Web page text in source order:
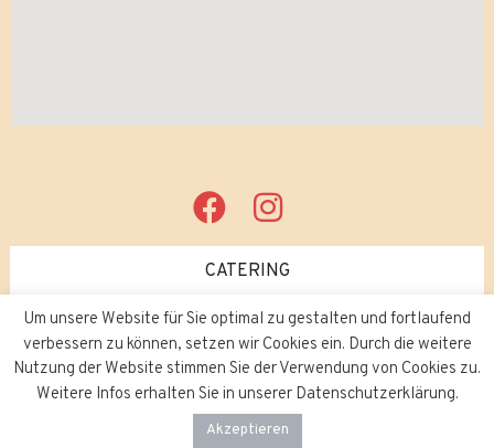
CATERING
JOBS
Bombay Palace. Impressum
Um unsere Website für Sie optimal zu gestalten und fortlaufend
verbessern zu können, setzen wir Cookies ein. Durch die weitere
Nutzung der Website stimmen Sie der Verwendung von Cookies zu.
Weitere Infos erhalten Sie in unserer Datenschutzerklärung.
Akzeptieren